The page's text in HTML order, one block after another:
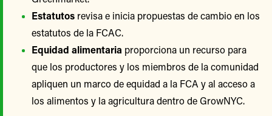
Estatutos revisa e inicia propuestas de cambio en los
estatutos de la FCAC.
Equidad alimentaria proporciona un recurso para
que los productores y los miembros de la comunidad
apliquen un marco de equidad a la FCA y al acceso a
los alimentos y la agricultura dentro de GrowNYC.